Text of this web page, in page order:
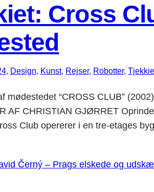
Cross
, Design, Kunst, Rejser, Robotter,
mødestedet “CROSS CLUB”
AF CHRISTIAN GJØRRET
Club opererer i en tre-etages